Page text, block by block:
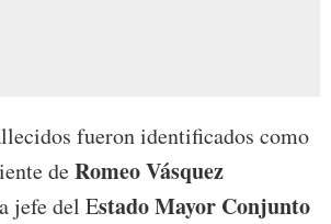
fueron identificados como
deRomeo Vásquez
jefe del Estado Mayor Conjunto